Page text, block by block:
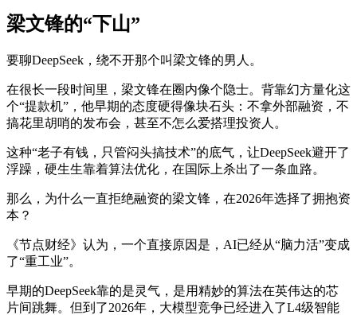
梁文锋的“下山”
要聊DeepSeek，绕不开那个叫梁文锋的男人。
在很长一段时间里，梁文锋在圈内像个隐士。背靠幻方量化这
个“提款机”，他早期的态度硬得像块石头：不拿外部融资，不
搞花里胡哨的发布会，甚至不怎么爱搭理投资人。
这种“老子有钱，只管闷头搞技术”的底气，让DeepSeek避开了
浮躁，硬生生靠着算法优化，在国际上杀出了一条血路。
那么，为什么一直拒绝融资的梁文锋，在2026年选择了拥抱资
本？
《节点财经》认为，一个直接原因是，AI已经从“脑力活”变成
了“重工业”。
早期的DeepSeek靠的是灵气，是用精妙的算法在英伟达的芯
片间跳舞。但到了2026年，大模型竞争已经进入了L4级智能